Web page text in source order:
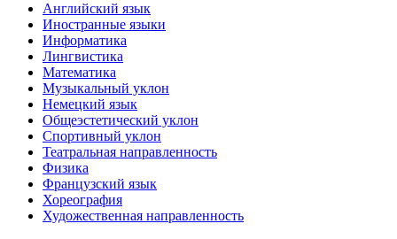
Английский язык
Иностранные языки
Информатика
Лингвистика
Математика
Музыкальный уклон
Немецкий язык
Общеэстетический уклон
Спортивный уклон
Театральная направленность
Физика
Французский язык
Хореография
Художественная направленность